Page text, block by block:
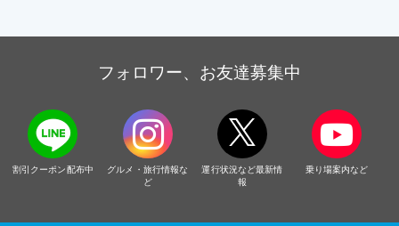
フォロワー、お友達募集中
割引クーポン配布中
グルメ・旅行情報な
ど
運行状況など最新情
報
乗り場案内など